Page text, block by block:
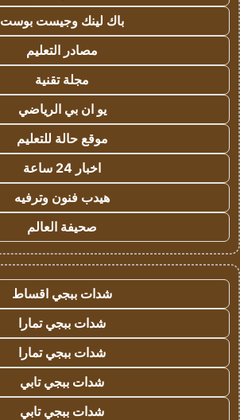
باك لينك وجيست بوست
مصادر التعليم
مجلة تقنية
يو ان بي الرياضي
موقع حالة للتعليم
اخبار 24 ساعة
هيدب فنون وترفيه
صحيفة العالم
شدات ببجي اقساط
شدات ببجي تمارا
شدات ببجي تمارا
شدات ببجي تابي
شدات ببجي تابي